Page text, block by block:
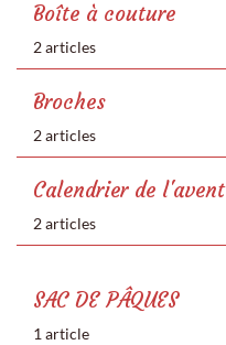
Boîte à couture
2 articles
Broches
2 articles
Calendrier de l'avent
2 articles
SAC DE PÂQUES
1 article